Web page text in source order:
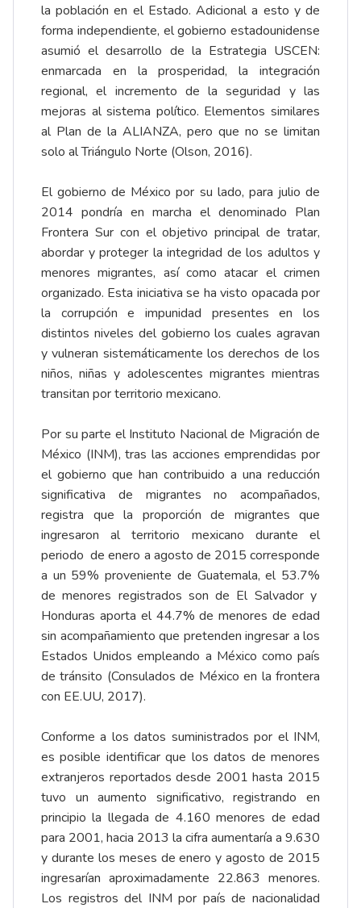
la población en el Estado. Adicional a esto y de
forma independiente, el gobierno estadounidense
asumió el desarrollo de la Estrategia USCEN:
enmarcada en la prosperidad, la integración
regional, el incremento de la seguridad y las
mejoras al sistema político. Elementos similares
al Plan de la ALIANZA, pero que no se limitan
solo al Triángulo Norte (Olson, 2016).
El gobierno de México por su lado, para julio de
2014 pondría en marcha el denominado Plan
Frontera Sur con el objetivo principal de tratar,
abordar y proteger la integridad de los adultos y
menores migrantes, así como atacar el crimen
organizado. Esta iniciativa se ha visto opacada por
la corrupción e impunidad presentes en los
distintos niveles del gobierno los cuales agravan
y vulneran sistemáticamente los derechos de los
niños, niñas y adolescentes migrantes mientras
transitan por territorio mexicano.
Por su parte el Instituto Nacional de Migración de
México (INM), tras las acciones emprendidas por
el gobierno que han contribuido a una reducción
significativa de migrantes no acompañados,
registra que la proporción de migrantes que
ingresaron al territorio mexicano durante el
periodo de enero a agosto de 2015 corresponde
a un 59% proveniente de Guatemala, el 53.7%
de menores registrados son de El Salvador y
Honduras aporta el 44.7% de menores de edad
sin acompañamiento que pretenden ingresar a los
Estados Unidos empleando a México como país
de tránsito (Consulados de México en la frontera
con EE.UU, 2017).
Conforme a los datos suministrados por el INM,
es posible identificar que los datos de menores
extranjeros reportados desde 2001 hasta 2015
tuvo un aumento significativo, registrando en
principio la llegada de 4.160 menores de edad
para 2001, hacia 2013 la cifra aumentaría a 9.630
y durante los meses de enero y agosto de 2015
ingresarían aproximadamente 22.863 menores.
Los registros del INM por país de nacionalidad